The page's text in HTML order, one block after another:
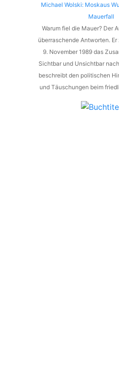
Michael Wolski: Moskaus
Mauerfall
Warum fiel die Mauer? Der
überraschende Antworten.
9. November 1989 das
Sichtbar und Unsichtbar
beschreibt den politischen
und Täuschungen beim